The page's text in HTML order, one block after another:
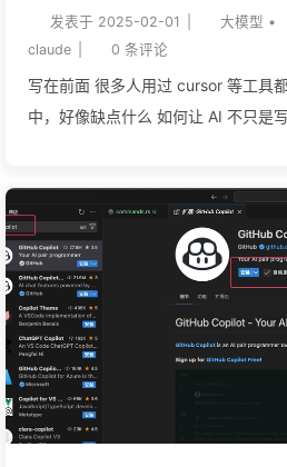
发表于 2025-02-01 大模型 •
claude
0 条评论
写在前面 很多人用过 cursor 等工具
中，好像缺点什么 如何让 AI 不只是
下文 运行时调试让你头疼？Cline 独
AI 真正”看见”并解决运行时问题 想知
Cline而非GitHub Copilot或Cursor？
优劣对比 译者注一篇来自谷歌资深工程师关于 AI 编程的经验总
结，原文地址为 https://
cline-for-ai-engineering ，非常值得
领域充斥着许多声称能够彻底改变开
个在复杂系统领域工作了几十年的工